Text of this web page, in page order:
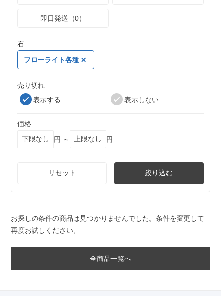
即日発送（0）
石
フローライト各種
売り切れ
表示する
表示しない
価格
円 ～
円
リセット 絞り込む
お探しの条件の商品は見つかりませんでした。条件を変更して
再度お試しください。
全商品一覧へ